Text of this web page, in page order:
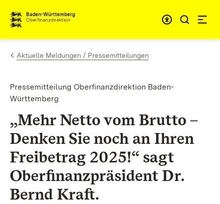
Zum Inhalt springen
Baden-Württemberg
Oberfinanzdirektion
Aktuelle Meldungen / Pressemitteilungen
Pressemitteilung Oberfinanzdirektion Baden-
Württemberg
„Mehr Netto vom Brutto –
Denken Sie noch an Ihren
Freibetrag 2025!“ sagt
Oberfinanzpräsident Dr.
Bernd Kraft.